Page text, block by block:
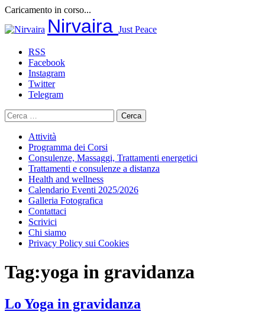
Caricamento in corso...
al
Nirvaira Just Peace
RSS
Facebook
Instagram
Twitter
Telegram
Ricerca
per:
Attività
Programma dei Corsi
Consulenze, Massaggi, Trattamenti energetici
Trattamenti e consulenze a distanza
Health and wellness
Calendario Eventi 2025/2026
Galleria Fotografica
Contattaci
Scrivici
Chi siamo
Privacy Policy sui Cookies
Tag:yoga in gravidanza
Lo Yoga in gravidanza